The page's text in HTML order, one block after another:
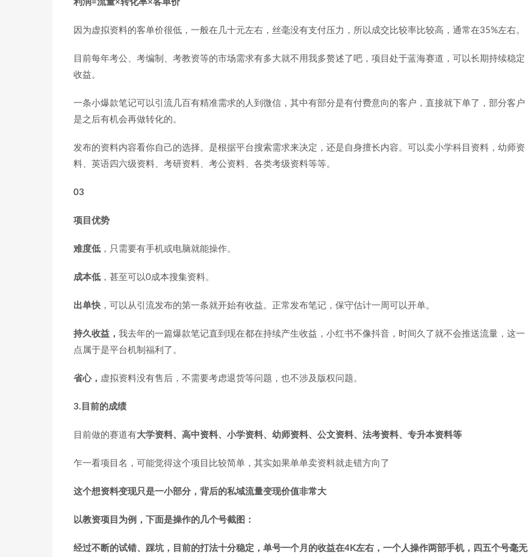
利润=流量×转化率×客单价
因为虚拟资料的客单价很低，一般在几十元左右，丝毫没有支付压力，所以成交比较率比较高，通常在35%左右。
目前每年考公、考编制、考教资等的市场需求有多大就不用我多赘述了吧，项目处于蓝海赛道，可以长期持续稳定
收益。
一条小爆款笔记可以引流几百有精准需求的人到微信，其中有部分是有付费意向的客户，直接就下单了，部分客户
是之后有机会再做转化的。
发布的资料内容看你自己的选择。是根据平台搜索需求来决定，还是自身擅长内容。可以卖小学科目资料，幼师资
料、英语四六级资料、考研资料、考公资料、各类考级资料等等。
03
项目优势
难度低 ，只需要有手机或电脑就能操作。
成本低 ，甚至可以0成本搜集资料。
出单快 ，可以从引流发布的第一条就开始有收益。正常发布笔记，保守估计一周可以开单。
持久收益， 我去年的一篇爆款笔记直到现在都在持续产生收益，小红书不像抖音，时间久了就不会推送流量，这一
点属于是平台机制福利了。
省心， 虚拟资料没有售后，不需要考虑退货等问题，也不涉及版权问题。
3.目前的成绩
目前做的赛道有大学资料、高中资料、小学资料、幼师资料、公文资料、法考资料、专升本资料等
乍一看项目名，可能觉得这个项目比较简单，其实如果单单卖资料就走错方向了
这个想资料变现只是一小部分，背后的私域流量变现价值非常大
以教资项目为例，下面是操作的几个号截图：
经过不断的试错、踩坑，目前的打法十分稳定，单号一个月的收益在4K左右，一个人操作两部手机，四五个号毫无